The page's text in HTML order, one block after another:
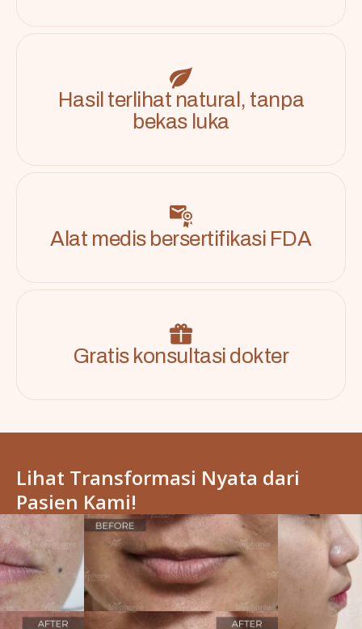
Hasil terlihat natural, tanpa
bekas luka
Alat medis bersertifikasi FDA
Gratis konsultasi dokter
Lihat Transformasi Nyata dari
Pasien Kami!